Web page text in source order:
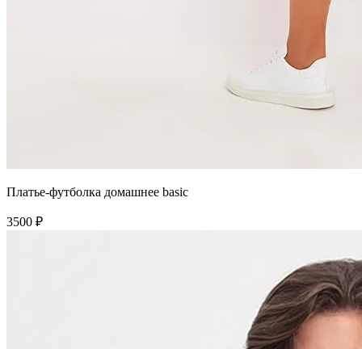
Платье-футболка домашнее basic
3500 ₽